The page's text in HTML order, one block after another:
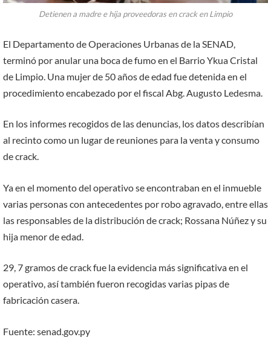
Detienen a madre e hija proveedoras en crack en Limpio
El Departamento de Operaciones Urbanas de la SENAD,
terminó por anular una boca de fumo en el Barrio Ykua Cristal
de Limpio. Una mujer de 50 años de edad fue detenida en el
procedimiento encabezado por el fiscal Abg. Augusto Ledesma.
En los informes recogidos de las denuncias, los datos describían
al recinto como un lugar de reuniones para la venta y consumo
de crack.
Ya en el momento del operativo se encontraban en el inmueble
varias personas con antecedentes por robo agravado, entre ellas
las responsables de la distribución de crack; Rossana Núñez y su
hija menor de edad.
29, 7 gramos de crack fue la evidencia más significativa en el
operativo, así también fueron recogidas varias pipas de
fabricación casera.
Fuente: senad.gov.py